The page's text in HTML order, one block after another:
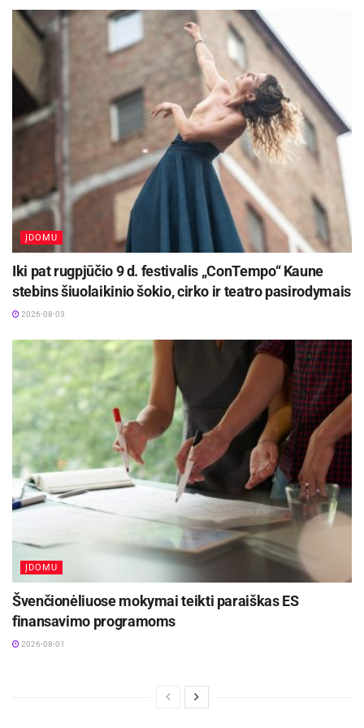
ĮDOMU
Iki pat rugpjūčio 9 d. festivalis „ConTempo“ Kaune
stebins šiuolaikinio šokio, cirko ir teatro pasirodymais
2026-08-03
ĮDOMU
Švenčionėliuose mokymai teikti paraiškas ES
finansavimo programoms
2026-08-01